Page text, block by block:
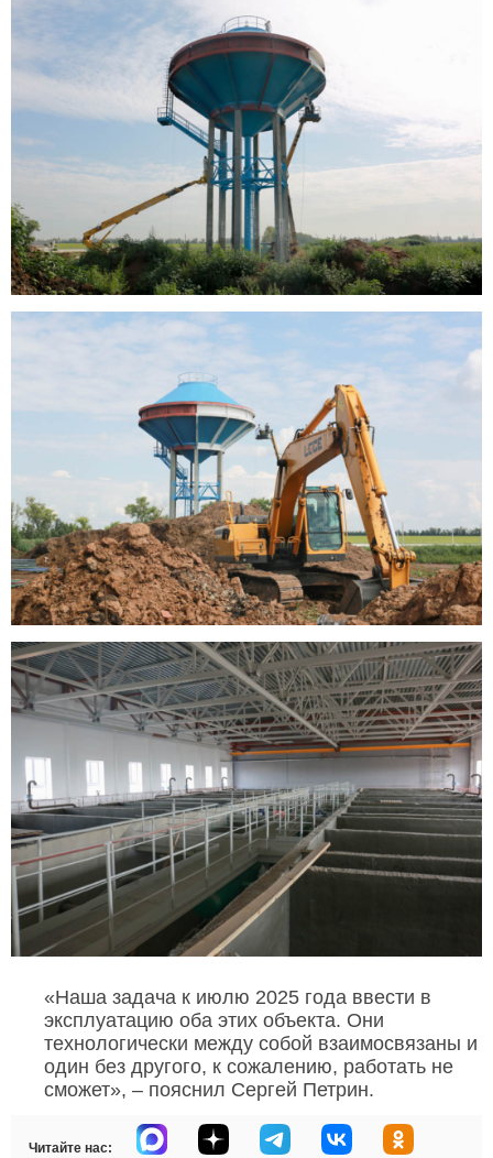
«Наша задача к июлю 2025 года ввести в
эксплуатацию оба этих объекта. Они
технологически между собой взаимосвязаны и
один без другого, к сожалению, работать не
сможет», – пояснил Сергей Петрин.
Читайте нас: